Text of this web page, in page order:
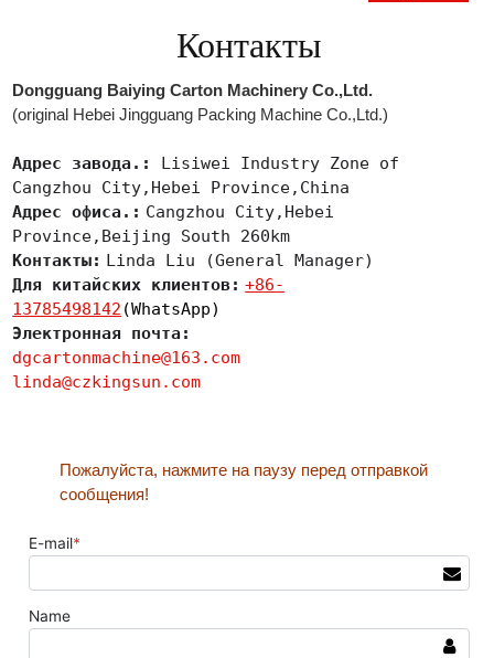
Контакты
Dongguang Baiying Carton Machinery Co.,Ltd.
(original Hebei Jingguang Packing Machine Co.,Ltd.)
Адрес завода.:
Lisiwei Industry Zone of
Cangzhou City,Hebei Province,China
Адрес офиса.: Cangzhou City,Hebei
Province,Beijing South 260km
Контакты: Linda Liu (General Manager)
Для китайских клиентов: +86-
13785498142 (WhatsApp)
Электронная почта:
dgcartonmachine@163.com
linda@czkingsun.com
Пожалуйста, нажмите на паузу перед отправкой
сообщения!